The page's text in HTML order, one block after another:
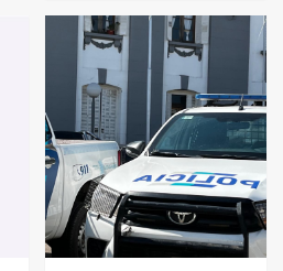
del lunes
en Ruta 5: falleció un
Lauquen
de los combustibles en
desde YPF hasta Axion
a 1338 pesos